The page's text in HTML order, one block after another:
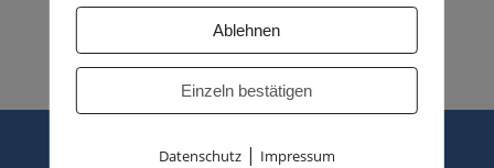
Teilnehmer angeschlossen werden
Ablehnen
Einzeln bestätigen
Datenschutz| Impressum